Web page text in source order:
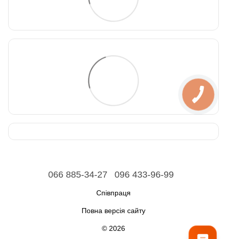
066 885-34-27 096 433-96-99
Співпраця
Повна версія сайту
© 2026